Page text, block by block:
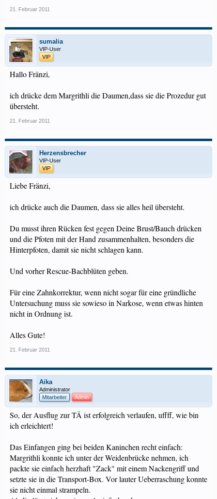
21. Februar 2011
sumalia
VIP-User
VIP
Hallo Fränzi,
ich drücke dem Margrithli die Daumen,dass sie die Prozedur gut
übersteht.
21. Februar 2011
Herzensbrecher
VIP-User
VIP
Liebe Fränzi,
ich drücke auch die Daumen, dass sie alles heil übersteht.
Du musst ihren Rücken fest gegen Deine Brust/Bauch drücken
und die Pfoten mit der Hand zusammenhalten, besonders die
Hinterpfoten, damit sie nicht schlagen kann.
Und vorher Rescue-Bachblüten geben.
Für eine Zahnkorrektur, wenn nicht sogar für eine gründliche
Untersuchung muss sie sowieso in Narkose, wenn etwas hinten
nicht in Ordnung ist.
Alles Gute!
21. Februar 2011
Aika
Administrator
Mitarbeiter
Admin
So, der Ausflug zur TÄ ist erfolgreich verlaufen, uffff, wie bin
ich erleichtert!
Das Einfangen ging bei beiden Kaninchen recht einfach:
Margrithli konnte ich unter der Weidenbrücke nehmen, ich
packte sie einfach herzhaft "Zack" mit einem Nackengriff und
setzte sie in die Transport-Box. Vor lauter Ueberraschung konnte
sie nicht einmal strampeln.